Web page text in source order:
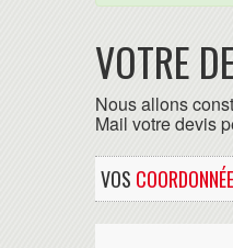
VOTRE
Nous allons
Mail votre devis
VOS